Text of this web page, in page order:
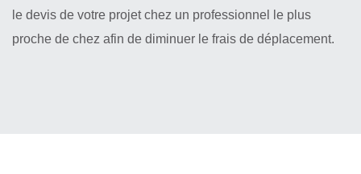
le devis de votre projet chez un professionnel le plus
proche de chez afin de diminuer le frais de déplacement.